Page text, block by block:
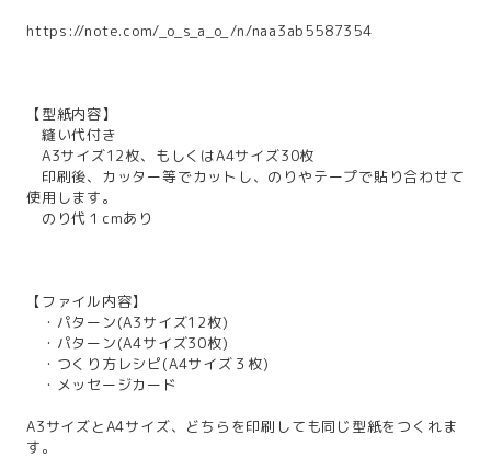
https://note.com/_o_s_a_o_/n/naa3ab5587354
【型紙内容】
縫い代付き
A3サイズ12枚、もしくはA4サイズ30枚
印刷後、カッター等でカットし、のりやテープで貼り合わせて
使用します。
のり代１cmあり
【ファイル内容】
・パターン(A3サイズ12枚)
・パターン(A4サイズ30枚)
・つくり方レシピ(A4サイズ３枚)
・メッセージカード
A3サイズとA4サイズ、どちらを印刷しても同じ型紙をつくれま
す。